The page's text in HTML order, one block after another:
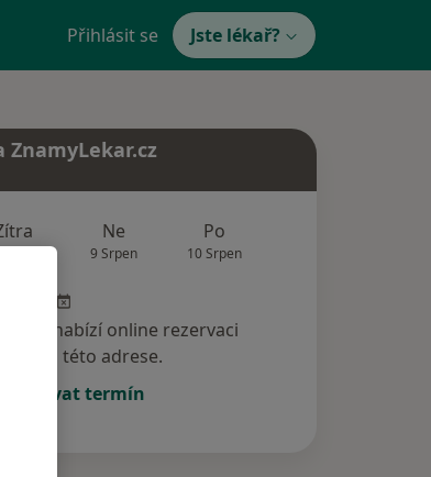
Přihlásit se Jste lékař?
ZnamyLekar.cz
Ne
9 Srpen
Po
10 Srpen
nenabízí online rezervaci
na této adrese.
termín